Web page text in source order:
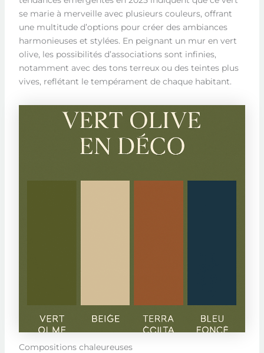
se marie à merveille avec plusieurs couleurs, offrant
une multitude d’options pour créer des ambiances
harmonieuses et stylées. En peignant un mur en vert
olive, les possibilités d’associations sont infinies,
notamment avec des tons terreux ou des teintes plus
vives, reflétant le tempérament de chaque habitant.
Compositions chaleureuses